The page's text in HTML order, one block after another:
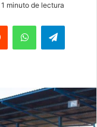
1 minuto de lectura